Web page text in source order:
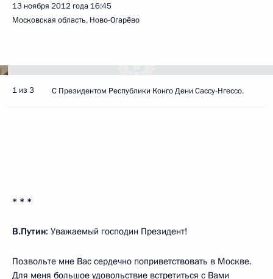
13 ноября 2012 года 16:45
Московская область, Ново-Огарёво
1 из 3 С Президентом Республики Конго Дени Сассу-Нгессо.
* * *
В.Путин: Уважаемый господин Президент!
Позвольте мне Вас сердечно поприветствовать в Москве.
Для меня большое удовольствие встретиться с Вами